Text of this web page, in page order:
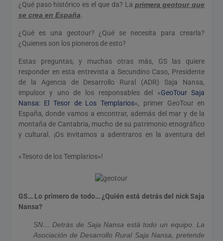
¿Qué paso histórico es el que da? La primera geotour que
se crea en España.
¿Qué es una geotour? ¿Qué se necesita para crearla?
¿Quienes son los pioneros de esto?
Estas preguntas, y muchas otras más, GS las quiere
responder en esta entrevista a Secundino Caso, Presidente
de la Agencia de Desarrollo Rural (ADR) Saja Nansa,
impulsor y uno de los responsables del «GeoTour Saja
Nansa: El Tesor de Los Templarios«, primer GeoTour en
España, donde vamos a encontrar, además del mar y de la
montaña de Cantabria, mucho de su patrimonio etnográfico
y cultural. ¡Os invitamos a adentraros en la aventura del
«Tesoro de los Templarios»!
GS… Lo primero de todo… ¿Quién está detrás del nick Saja
Nansa?
SN… Detrás de Saja Nansa está todo un equipo. La
Asociación de Desarrollo Rural Saja Nansa, pretende